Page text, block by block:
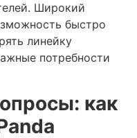
Широкий
быстро
линейку
потребности
как